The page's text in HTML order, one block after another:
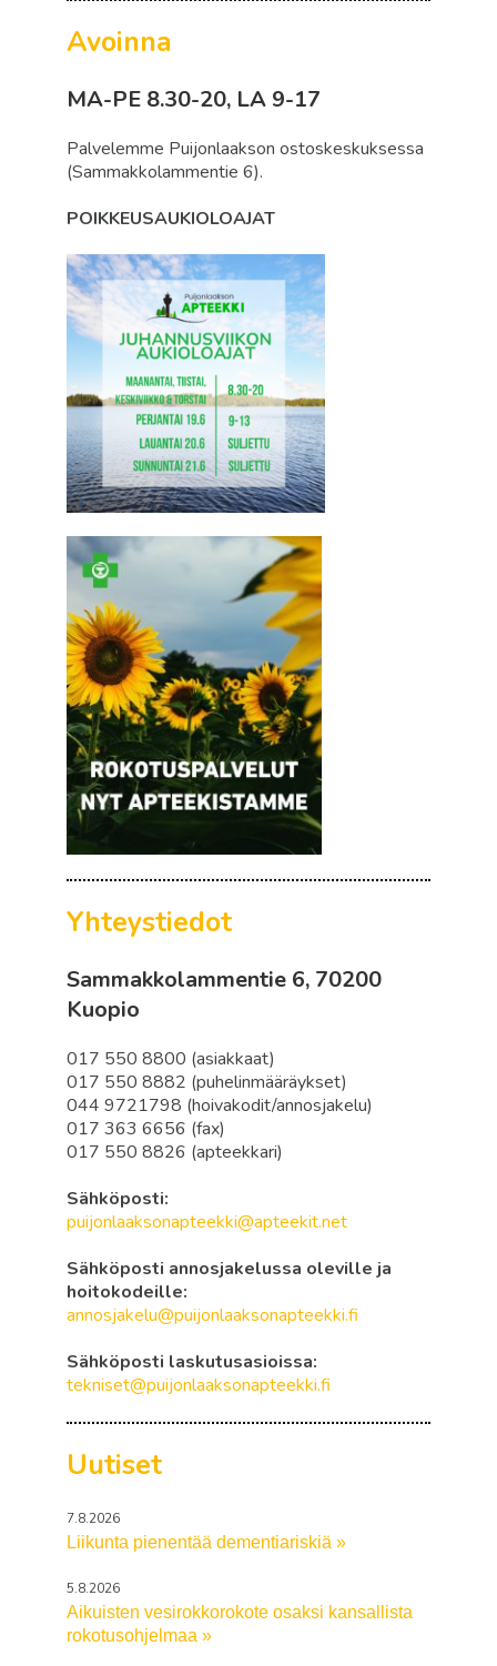
Avoinna
MA-PE 8.30-20, LA 9-17
Palvelemme Puijonlaakson ostoskeskuksessa
(Sammakkolammentie 6).
POIKKEUSAUKIOLOAJAT
Yhteystiedot
Sammakkolammentie 6, 70200
Kuopio
017 550 8800 (asiakkaat)
017 550 8882 (puhelinmääräykset)
044 9721798 (hoivakodit/annosjakelu)
017 363 6656 (fax)
017 550 8826 (apteekkari)
Sähköposti:
puijonlaaksonapteekki@apteekit.net
Sähköposti annosjakelussa oleville ja
hoitokodeille:
annosjakelu@puijonlaaksonapteekki.fi
Sähköposti laskutusasioissa:
tekniset@puijonlaaksonapteekki.fi
Uutiset
7.8.2026
Liikunta pienentää dementiariskiä »
5.8.2026
Aikuisten vesirokkorokote osaksi kansallista
rokotusohjelmaa »